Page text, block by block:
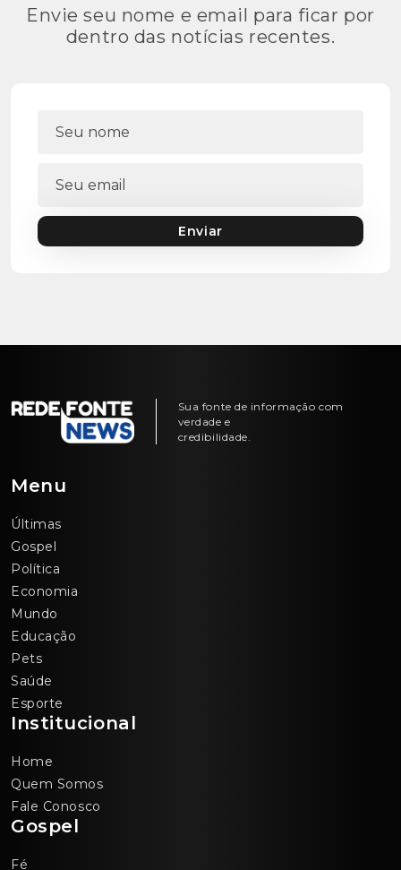
Envie seu nome e email para ficar por
dentro das notícias recentes.
Enviar
Sua fonte de informação com
verdade e
credibilidade.
Menu
Últimas
Gospel
Política
Economia
Mundo
Educação
Pets
Saúde
Esporte
Institucional
Home
Quem Somos
Fale Conosco
Gospel
Fé